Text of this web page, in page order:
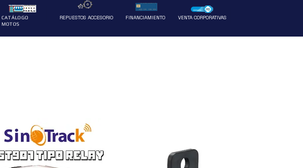
CATÁLOGO
MOTOS
REPUESTOS ACCESORIO FINANCIAMIENTO VENTA CORPORATIVAS